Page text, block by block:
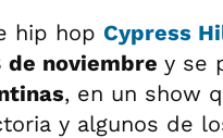
hip hop Cypress
noviembre y se
, en un show
y algunos de